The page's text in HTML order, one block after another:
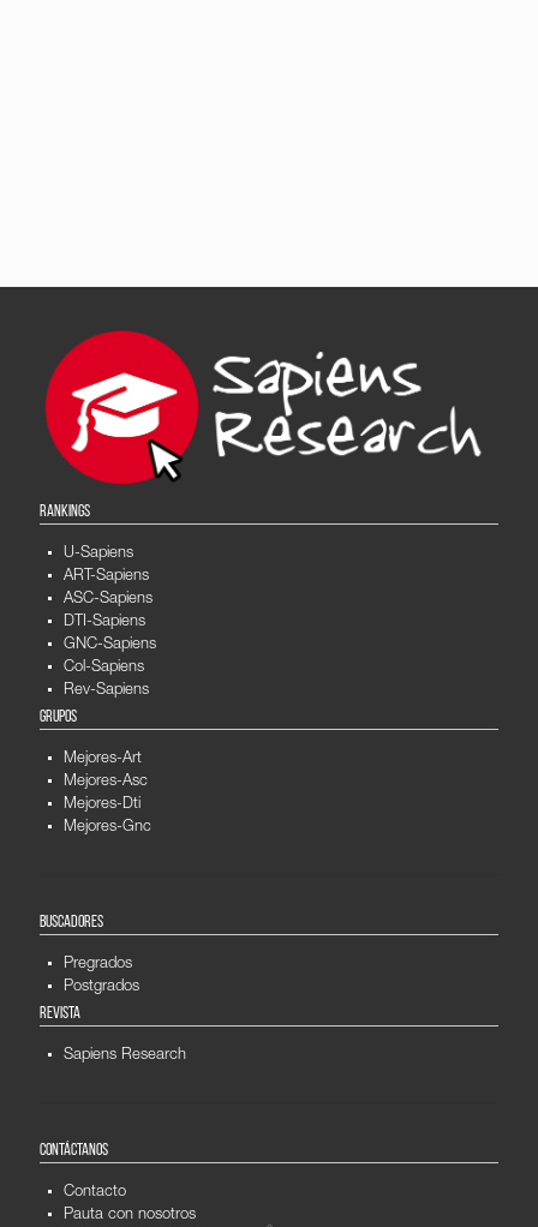
RANKINGS
U-Sapiens
ART-Sapiens
ASC-Sapiens
DTI-Sapiens
GNC-Sapiens
Col-Sapiens
Rev-Sapiens
GRUPOS
Mejores-Art
Mejores-Asc
Mejores-Dti
Mejores-Gnc
BUSCADORES
Pregrados
Postgrados
REVISTA
Sapiens Research
CONTÁCTANOS
Contacto
Pauta con nosotros